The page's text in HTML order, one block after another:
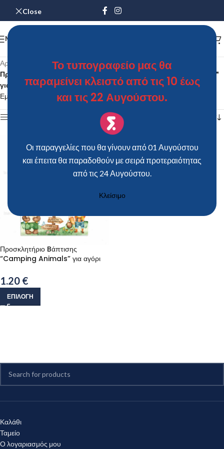
Close
Το τυπογραφείο μας θα
παραμείνει κλειστό από τις 10 έως
και τις 22 Αυγούστου.
Οι παραγγελίες που θα γίνουν από 01 Αυγούστου
και έπειτα θα παραδοθούν με σειρά προτεραιότητας
από τις 24 Αυγούστου.
Κλείσιμο
MENU
Αρχική σελίδα
Προϊόντα με ετικέτα “Προσκλητήριο Bάπτισης "Camping Animals"
για αγόρι”
Εμφάνιση του μοναδικού αποτελέσματος
Προσκλητήριο Bάπτισης
“Camping Animals” για αγόρι
1.20 €
ΕΠΙΛΟΓΉ
Καλάθι
Ταμείο
Ο λογαριασμός μου